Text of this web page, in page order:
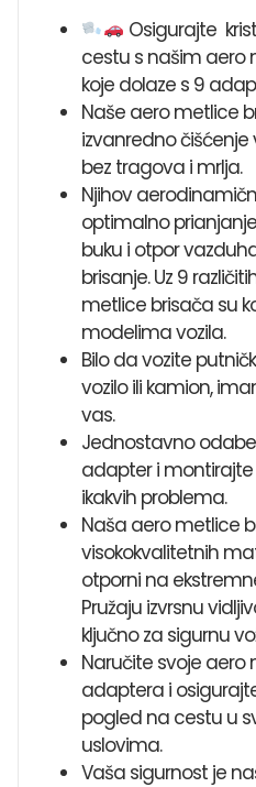
Osigurajte
cestu s našim
koje dolaze s 9
Naše aero metlice
izvanredno
bez tragova i mrlja.
Njihov
optimalno
buku i otpor
brisanje. Uz 9
metlice brisača su
modelima vozila.
Bilo da vozite
vozilo ili kamion,
vas.
Jednostavno
adapter i
ikakvih problema.
Naša aero metlice
visokokvalitetnih
otporni na
Pružaju izvrsnu
ključno za sigurnu
Naručite svoje aero
adaptera i
pogled na cestu u
uslovima.
Vaša sigurnost je